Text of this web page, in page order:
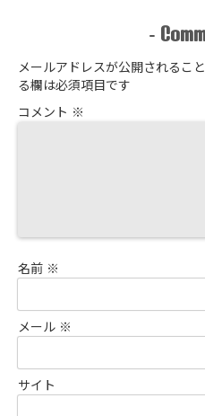
-
メールアドレスが公開されるこ
る欄は必須項目です
コメント ※
名前 ※
メール ※
サイト